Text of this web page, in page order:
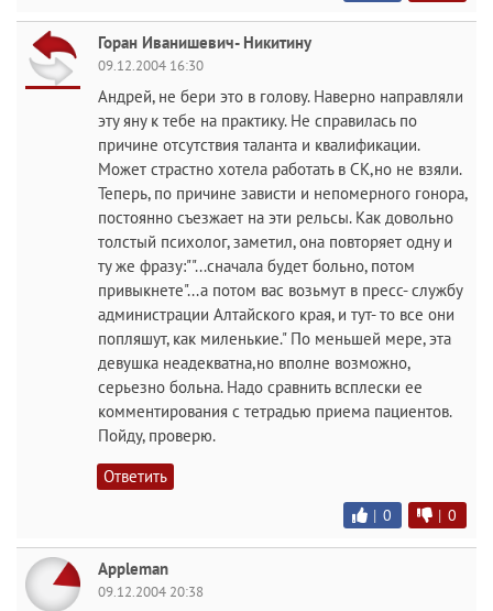
Горан Иванишевич- Никитину
09.12.2004 16:30
Андрей, не бери это в голову. Наверно направляли
эту яну к тебе на практику. Не справилась по
причине отсутствия таланта и квалификации.
Может страстно хотела работать в СК,но не взяли.
Теперь, по причине зависти и непомерного гонора,
постоянно съезжает на эти рельсы. Как довольно
толстый психолог, заметил, она повторяет одну и
ту же фразу:""...сначала будет больно, потом
привыкнете"...а потом вас возьмут в пресс- службу
администрации Алтайского края, и тут- то все они
попляшут, как миленькие." По меньшей мере, эта
девушка неадекватна,но вполне возможно,
серьезно больна. Надо сравнить всплески ее
комментирования с тетрадью приема пациентов.
Пойду, проверю.
Ответить
| 0 | 0
Appleman
09.12.2004 20:38